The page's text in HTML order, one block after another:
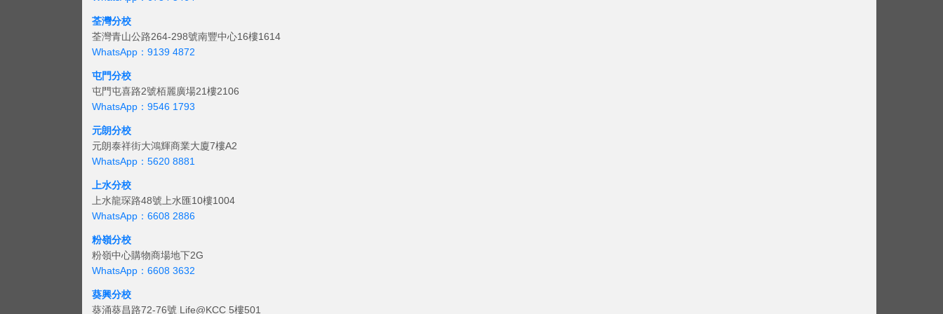
荃灣分校
荃灣青山公路264-298號南豐中心16樓1614
WhatsApp：9139 4872
屯門分校
屯門屯喜路2號栢麗廣場21樓2106
WhatsApp：9546 1793
元朗分校
元朗泰祥街大鴻輝商業大廈7樓A2
WhatsApp：5620 8881
上水分校
上水龍琛路48號上水匯10樓1004
WhatsApp：6608 2886
粉嶺分校
粉嶺中心購物商場地下2G
WhatsApp：6608 3632
葵興分校
葵涌葵昌路72-76號 Life@KCC 5樓501